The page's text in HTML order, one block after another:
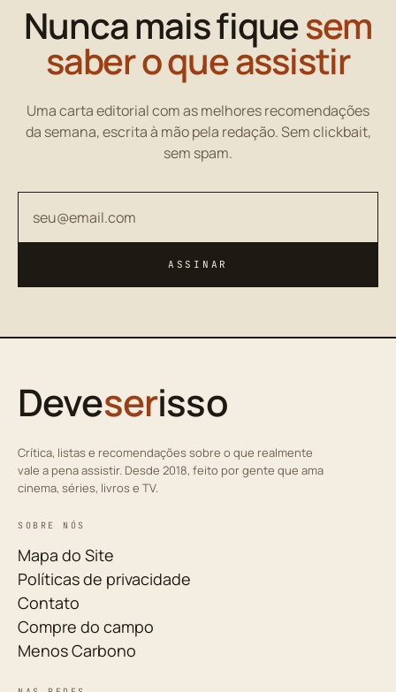
Nunca mais fiquesem
saber o que assistir
Uma carta editorial com as melhores recomendações
da semana, escrita à mão pela redação. Sem clickbait,
sem spam.
ASSINAR
Deveserisso
Crítica, listas e recomendações sobre o que realmente
vale a pena assistir. Desde 2018, feito por gente que ama
cinema, séries, livros e TV.
SOBRE NÓS
Mapa do Site
Políticas de privacidade
Contato
Compre do campo
Menos Carbono